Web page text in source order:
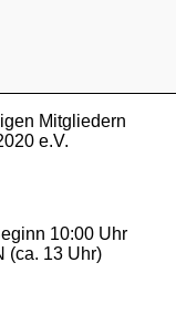
Mitgliedern
e.V.
10:00 Uhr
(ca. 13 Uhr)